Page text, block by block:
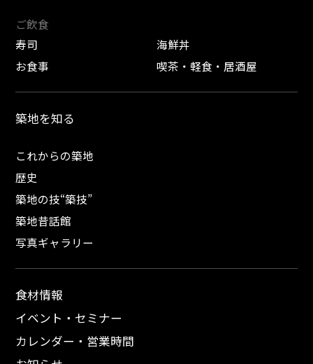
ご飲食
寿司
海鮮丼
お食事
喫茶・軽食・居酒屋
築地を知る
これからの築地
歴史
築地の技“築技”
築地昔話館
写真ギャラリー
食材情報
イベント・セミナー
カレンダー・営業時間